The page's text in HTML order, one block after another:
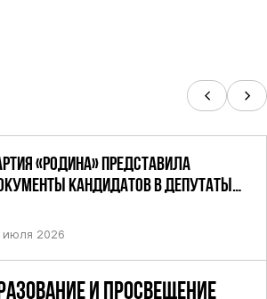
«РОДИНА» ПРЕДСТАВИЛА
КАНДИДАТОВ В ДЕПУТАТЫ
июля 2026
И ПРОСВЕЩЕНИЕ